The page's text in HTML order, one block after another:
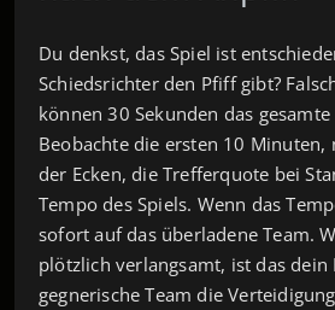
Du denkst, das Spiel ist
Schiedsrichter den Pfiff gibt?
können 30 Sekunden das
Beobachte die ersten 10 Minuten,
der Ecken, die Trefferquote bei
Tempo des Spiels. Wenn das
sofort auf das überladene Team.
plötzlich verlangsamt, ist das dein
gegnerische Team die